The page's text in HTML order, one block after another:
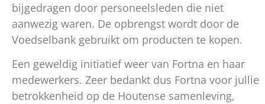
bijgedragen door personeelsleden die niet
aanwezig waren. De opbrengst wordt door de
Voedselbank gebruikt om producten te kopen.
Een geweldig initiatief weer van Fortna en haar
medewerkers. Zeer bedankt dus Fortna voor jullie
betrokkenheid op de Houtense samenleving,